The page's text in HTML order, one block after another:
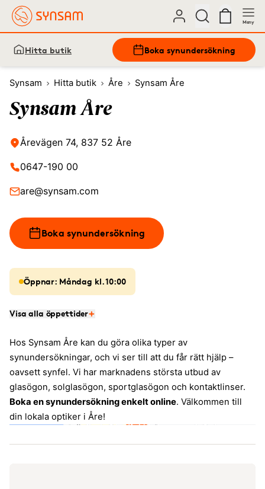
Meny
Hitta butik Boka synundersökning
Synsam Hitta butik Åre Synsam Åre
Synsam Åre
Årevägen 74, 837 52 Åre
0647-190 00
are@synsam.com
Boka synundersökning
Öppnar: Måndag kl. 10:00
Visa alla öppettider
Hos Synsam Åre kan du göra olika typer av
synundersökningar, och vi ser till att du får rätt hjälp –
oavsett synfel. Vi har marknadens största utbud av
glasögon, solglasögon, sportglasögon och kontaktlinser.
Boka en synundersökning enkelt online. Välkommen till
din lokala optiker i Åre!